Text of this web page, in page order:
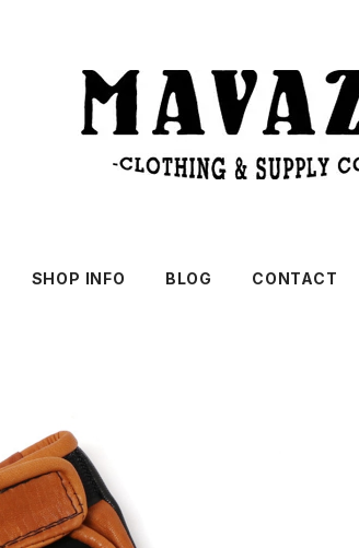
SHOP INFO BLOG CONTACT